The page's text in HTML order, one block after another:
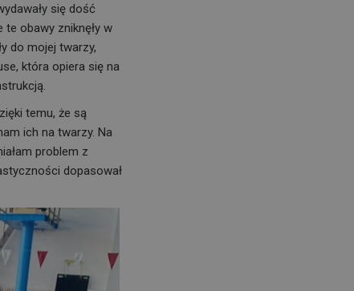
się dość
obawy zniknęły w
do mojej twarzy,
która opiera się na
temu, że są
ich na twarzy. Na
problem z
dopasował